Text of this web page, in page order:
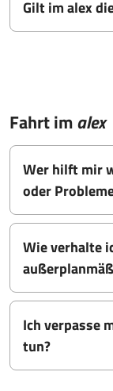
Gilt im alex
Fahrt imalex
Wer hilft mir
oder
Wie verhalte
Ich verpasse
tun?